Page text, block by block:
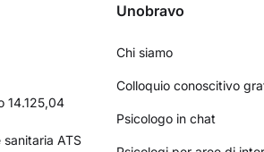
14.125,04
ATS
Unobravo
Chi siamo
Colloquio conoscitivo
Psicologo in chat